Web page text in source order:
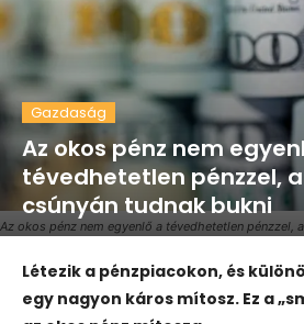
Az okos pénz nem egyenlő a tévedhetetlen pénzzel,
Gazdaság
Az okos pénz nem
tévedhetetlen pénzzel,
csúnyán tudnak bukni
Létezik a pénzpiacokon, és
egy nagyon káros mítosz. Ez a